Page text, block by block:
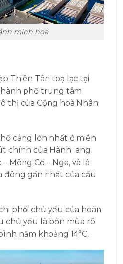
minh họa
Thiên Tân toạ lạc tại
phố trung tâm
thị của Cộng hoà Nhân
cảng lớn nhất ở miền
chính của Hành lang
Mông Cổ – Nga, và là
đông gần nhất của cầu
phối chủ yếu của hoàn
chủ yếu là bốn mùa rõ
năm khoảng 14°C.